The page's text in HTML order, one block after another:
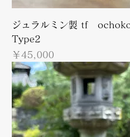
ジュラルミン製 tf
Type2
価格
￥45,000